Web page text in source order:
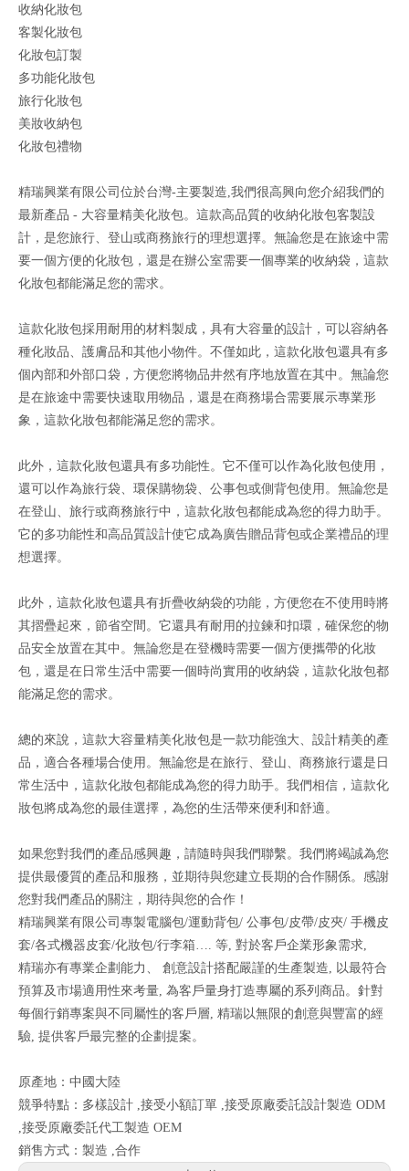
收納化妝包
客製化妝包
化妝包訂製
多功能化妝包
旅行化妝包
美妝收納包
化妝包禮物
精瑞興業有限公司位於台灣-主要製造,我們很高興向您介紹我們的
最新產品 - 大容量精美化妝包。這款高品質的收納化妝包客製設
計，是您旅行、登山或商務旅行的理想選擇。無論您是在旅途中需
要一個方便的化妝包，還是在辦公室需要一個專業的收納袋，這款
化妝包都能滿足您的需求。
這款化妝包採用耐用的材料製成，具有大容量的設計，可以容納各
種化妝品、護膚品和其他小物件。不僅如此，這款化妝包還具有多
個內部和外部口袋，方便您將物品井然有序地放置在其中。無論您
是在旅途中需要快速取用物品，還是在商務場合需要展示專業形
象，這款化妝包都能滿足您的需求。
此外，這款化妝包還具有多功能性。它不僅可以作為化妝包使用，
還可以作為旅行袋、環保購物袋、公事包或側背包使用。無論您是
在登山、旅行或商務旅行中，這款化妝包都能成為您的得力助手。
它的多功能性和高品質設計使它成為廣告贈品背包或企業禮品的理
想選擇。
此外，這款化妝包還具有折疊收納袋的功能，方便您在不使用時將
其摺疊起來，節省空間。它還具有耐用的拉鍊和扣環，確保您的物
品安全放置在其中。無論您是在登機時需要一個方便攜帶的化妝
包，還是在日常生活中需要一個時尚實用的收納袋，這款化妝包都
能滿足您的需求。
總的來說，這款大容量精美化妝包是一款功能強大、設計精美的產
品，適合各種場合使用。無論您是在旅行、登山、商務旅行還是日
常生活中，這款化妝包都能成為您的得力助手。我們相信，這款化
妝包將成為您的最佳選擇，為您的生活帶來便利和舒適。
如果您對我們的產品感興趣，請隨時與我們聯繫。我們將竭誠為您
提供最優質的產品和服務，並期待與您建立長期的合作關係。感謝
您對我們產品的關注，期待與您的合作！
精瑞興業有限公司專製電腦包/運動背包/ 公事包/皮帶/皮夾/ 手機皮
套/各式機器皮套/化妝包/行李箱…. 等, 對於客戶企業形象需求,
精瑞亦有專業企劃能力、 創意設計搭配嚴謹的生產製造, 以最符合
預算及市場適用性來考量, 為客戶量身打造專屬的系列商品。針對
每個行銷專案與不同屬性的客戶層, 精瑞以無限的創意與豐富的經
驗, 提供客戶最完整的企劃提案。
原產地：中國大陸
競爭特點：多樣設計 ,接受小額訂單 ,接受原廠委託設計製造 ODM
,接受原廠委託代工製造 OEM
銷售方式：製造 ,合作